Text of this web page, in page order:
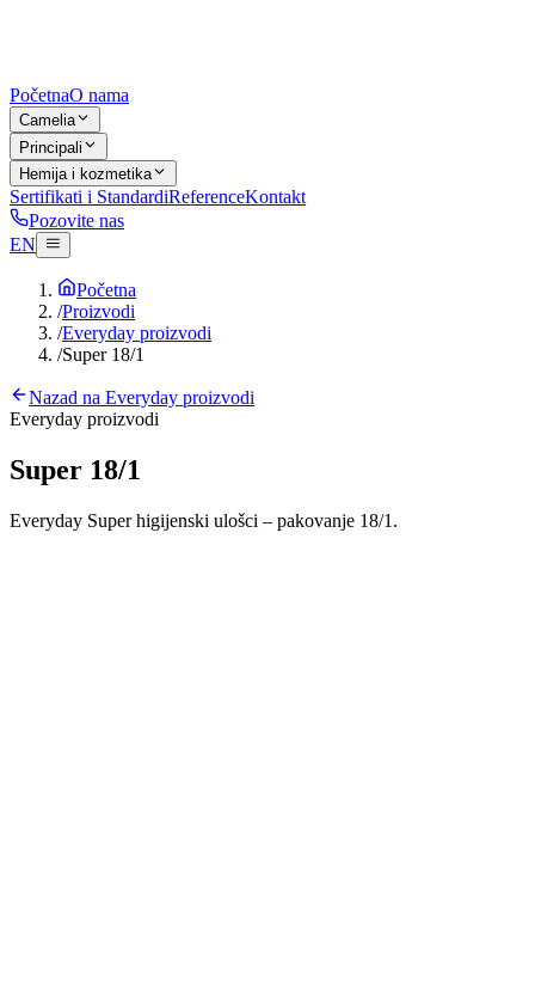
PočetnaO nama
Camelia
Principali
Hemija i kozmetika
Sertifikati i StandardiReferenceKontakt
Pozovite nas
EN
Početna
/Proizvodi
/Everyday proizvodi
/Super 18/1
Nazad na Everyday proizvodi
Everyday proizvodi
Super 18/1
Everyday Super higijenski ulošci – pakovanje 18/1.